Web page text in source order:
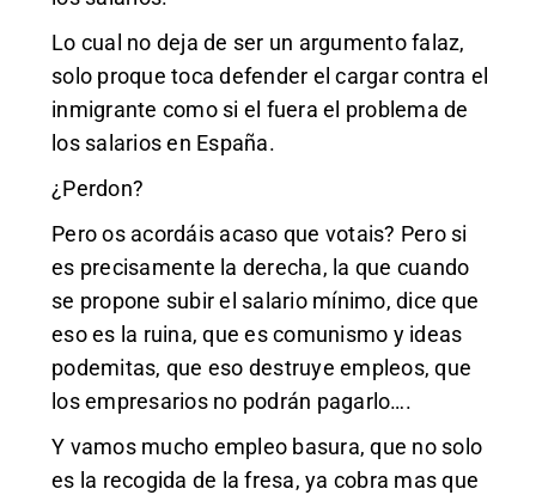
Lo cual no deja de ser un argumento falaz,
solo proque toca defender el cargar contra el
inmigrante como si el fuera el problema de
los salarios en España.
¿Perdon?
Pero os acordáis acaso que votais? Pero si
es precisamente la derecha, la que cuando
se propone subir el salario mínimo, dice que
eso es la ruina, que es comunismo y ideas
podemitas, que eso destruye empleos, que
los empresarios no podrán pagarlo….
Y vamos mucho empleo basura, que no solo
es la recogida de la fresa, ya cobra mas que